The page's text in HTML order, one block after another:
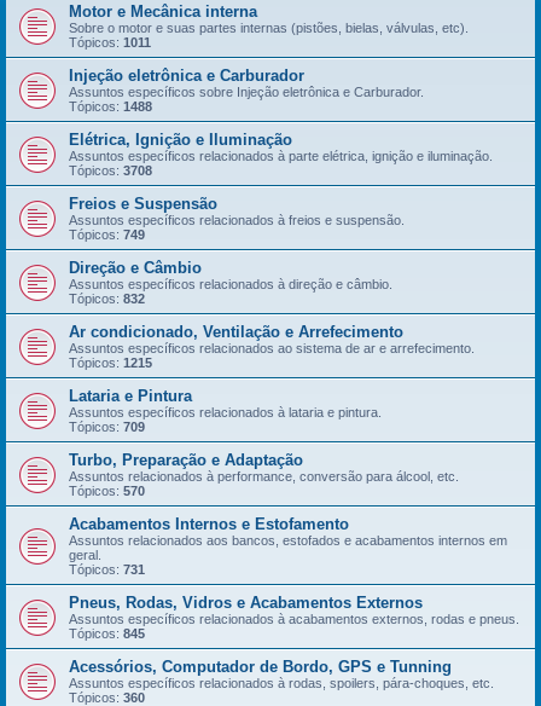
Motor e Mecânica interna
Sobre o motor e suas partes internas (pistões, bielas, válvulas, etc).
Tópicos: 1011
Injeção eletrônica e Carburador
Assuntos específicos sobre Injeção eletrônica e Carburador.
Tópicos: 1488
Elétrica, Ignição e Iluminação
Assuntos específicos relacionados à parte elétrica, ignição e iluminação.
Tópicos: 3708
Freios e Suspensão
Assuntos específicos relacionados à freios e suspensão.
Tópicos: 749
Direção e Câmbio
Assuntos específicos relacionados à direção e câmbio.
Tópicos: 832
Ar condicionado, Ventilação e Arrefecimento
Assuntos específicos relacionados ao sistema de ar e arrefecimento.
Tópicos: 1215
Lataria e Pintura
Assuntos específicos relacionados à lataria e pintura.
Tópicos: 709
Turbo, Preparação e Adaptação
Assuntos relacionados à performance, conversão para álcool, etc.
Tópicos: 570
Acabamentos Internos e Estofamento
Assuntos relacionados aos bancos, estofados e acabamentos internos em
geral.
Tópicos: 731
Pneus, Rodas, Vidros e Acabamentos Externos
Assuntos específicos relacionados à acabamentos externos, rodas e pneus.
Tópicos: 845
Acessórios, Computador de Bordo, GPS e Tunning
Assuntos específicos relacionados à rodas, spoilers, pára-choques, etc.
Tópicos: 360